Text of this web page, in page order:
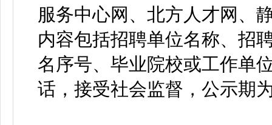
服务中心网、北方人才网、
内容包括招聘单位名称、招
名序号、毕业院校或工作单
话，接受社会监督，公示期